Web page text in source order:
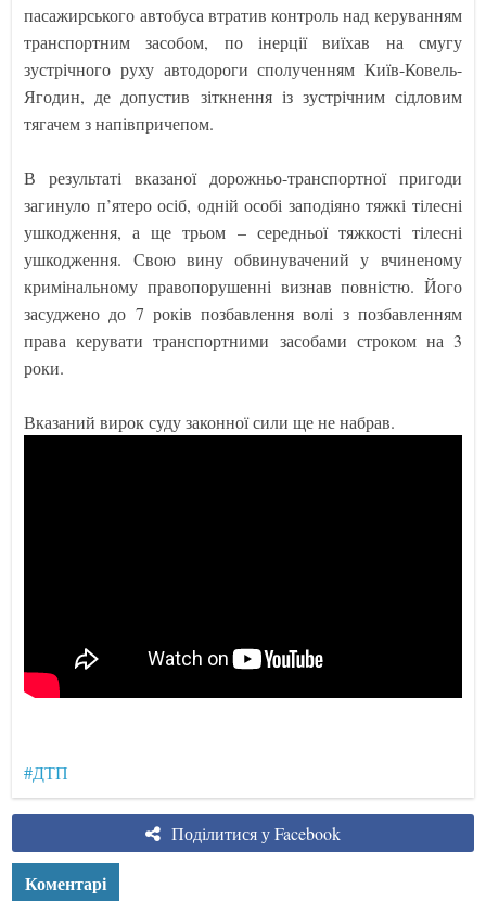
пасажирського автобуса втратив контроль над керуванням
транспортним засобом, по інерції виїхав на смугу
зустрічного руху автодороги сполученням Київ-Ковель-
Ягодин, де допустив зіткнення із зустрічним сідловим
тягачем з напівпричепом.
В результаті вказаної дорожньо-транспортної пригоди
загинуло п’ятеро осіб, одній особі заподіяно тяжкі тілесні
ушкодження, а ще трьом – середньої тяжкості тілесні
ушкодження. Свою вину обвинувачений у вчиненому
кримінальному правопорушенні визнав повністю. Його
засуджено до 7 років позбавлення волі з позбавленням
права керувати транспортними засобами строком на 3
роки.
Вказаний вирок суду законної сили ще не набрав.
#ДТП
Поділитися у Facebook
Коментарі